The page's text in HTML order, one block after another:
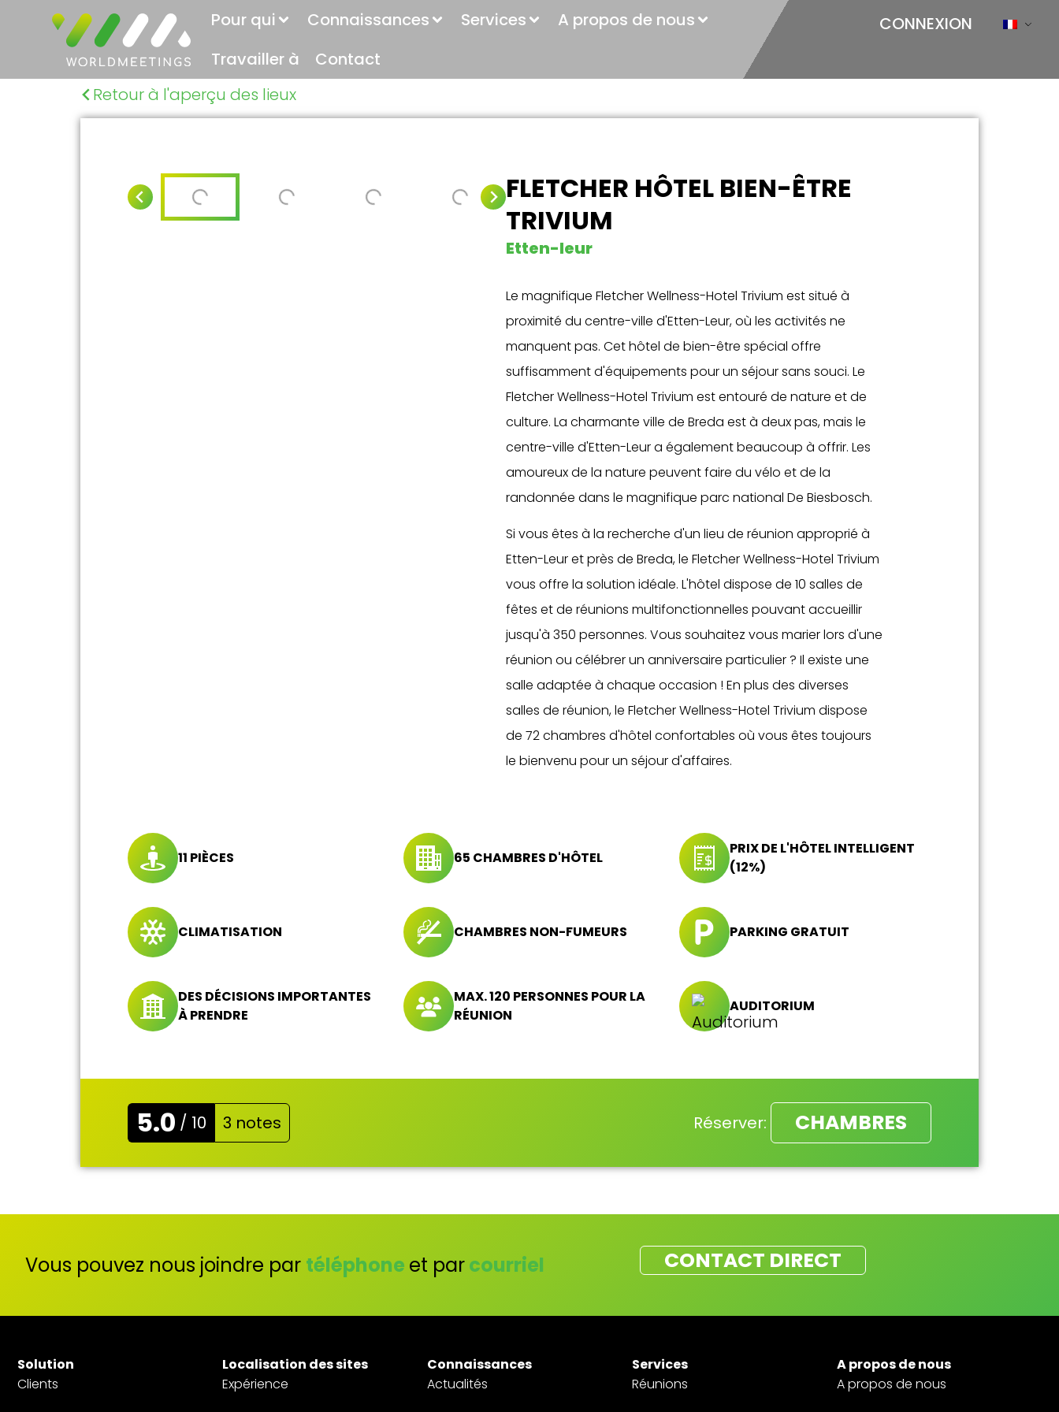
CONNEXION
Pour qui Connaissances Services
A propos de nous
Travailler à
Contact
Retour à l'aperçu des lieux
FLETCHER HÔTEL BIEN-ÊTRE
TRIVIUM
Etten-leur
Le magnifique Fletcher Wellness-Hotel Trivium est situé à
proximité du centre-ville d'Etten-Leur, où les activités ne
manquent pas. Cet hôtel de bien-être spécial offre
suffisamment d'équipements pour un séjour sans souci. Le
Fletcher Wellness-Hotel Trivium est entouré de nature et de
culture. La charmante ville de Breda est à deux pas, mais le
centre-ville d'Etten-Leur a également beaucoup à offrir. Les
amoureux de la nature peuvent faire du vélo et de la
randonnée dans le magnifique parc national De Biesbosch.
Si vous êtes à la recherche d'un lieu de réunion approprié à
Etten-Leur et près de Breda, le Fletcher Wellness-Hotel Trivium
vous offre la solution idéale. L'hôtel dispose de 10 salles de
fêtes et de réunions multifonctionnelles pouvant accueillir
jusqu'à 350 personnes. Vous souhaitez vous marier lors d'une
réunion ou célébrer un anniversaire particulier ? Il existe une
salle adaptée à chaque occasion ! En plus des diverses
salles de réunion, le Fletcher Wellness-Hotel Trivium dispose
de 72 chambres d'hôtel confortables où vous êtes toujours
le bienvenu pour un séjour d'affaires.
11 PIÈCES 65 CHAMBRES D'HÔTEL
PRIX DE L'HÔTEL INTELLIGENT
(12%)
CLIMATISATION CHAMBRES NON-FUMEURS PARKING GRATUIT
DES DÉCISIONS IMPORTANTES
À PRENDRE
MAX. 120 PERSONNES POUR LA
RÉUNION
AUDITORIUM
5.0 / 10 3 notes Réserver: CHAMBRES
Vous pouvez nous joindre par téléphone et parcourriel CONTACT DIRECT
Solution
Clients
Localisation des sites
Expérience
Connaissances
Actualités
Services
Réunions
A propos de nous
A propos de nous